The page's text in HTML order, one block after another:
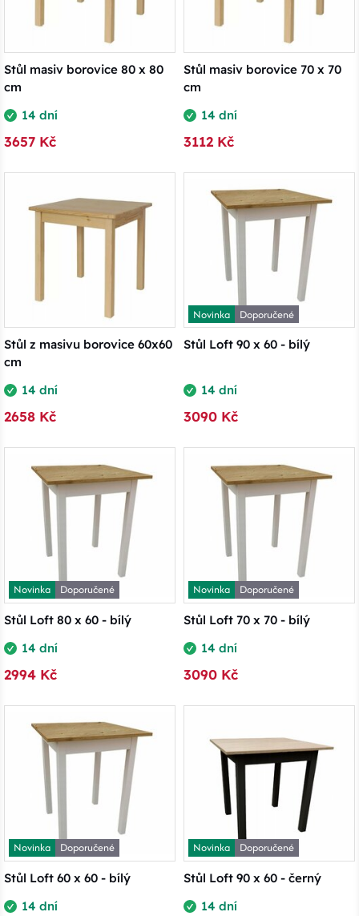
Stůl masiv borovice 80 x 80
cm
14 dní
3657 Kč
Stůl masiv borovice 70 x 70
cm
14 dní
3112 Kč
Stůl z masivu borovice 60x60
cm
14 dní
2658 Kč
Novinka
Doporučené
Stůl Loft 90 x 60 - bílý
14 dní
3090 Kč
Novinka
Doporučené
Stůl Loft 80 x 60 - bílý
14 dní
2994 Kč
Novinka
Doporučené
Stůl Loft 70 x 70 - bílý
14 dní
3090 Kč
Novinka
Doporučené
Stůl Loft 60 x 60 - bílý
14 dní
Novinka
Doporučené
Stůl Loft 90 x 60 - černý
14 dní